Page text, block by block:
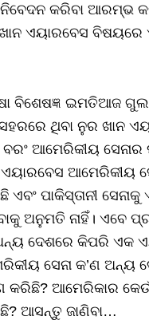
କରିବା ଆରମ୍ଭ
ଏୟାରବେସ
ବିଶେଷଜ୍ଞ ଇମତିଆଜ
ଥିବା ନୁର ଖାନ
ଆମେରିକୀୟ ସେନାର
ଆମେରିକୀୟ
ପାକିସ୍ତାନୀ ସେନାକୁ
ଅନୁମତି ନାହିଁ। ଏବେ
ଦେଶରେ କିପରି ଏକ
ସେନା କ’ଣ ଅନ୍ୟ
କରିଛି? ଆମେରିକାର
ଆସନ୍ତୁ ଜାଣିବା…